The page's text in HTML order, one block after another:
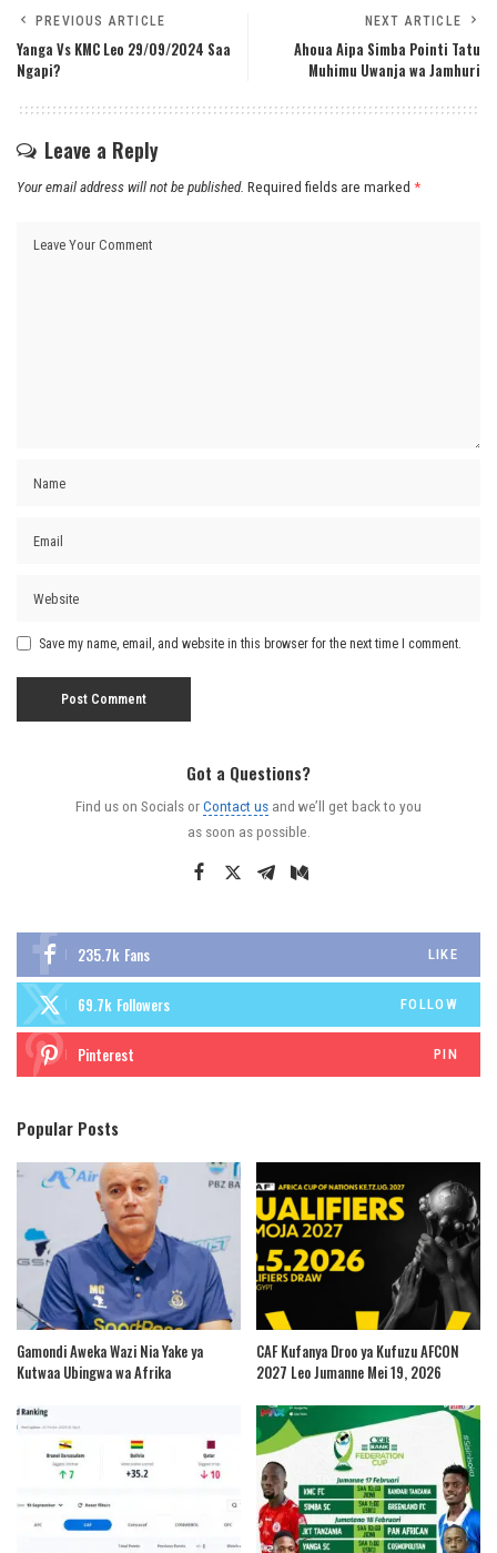
PREVIOUS ARTICLE
Yanga Vs KMC Leo 29/09/2024 Saa
Ngapi?
NEXT ARTICLE
Ahoua Aipa Simba Pointi Tatu
Muhimu Uwanja wa Jamhuri
Leave a Reply
Your email address will not be published. Required fields are marked *
Save my name, email, and website in this browser for the next time I comment.
Got a Questions?
Find us on Socials orContact us and we’ll get back to you
as soon as possible.
235.7k Fans LIKE
69.7k Followers FOLLOW
Pinterest PIN
Popular Posts
Gamondi Aweka Wazi Nia Yake ya
Kutwaa Ubingwa wa Afrika
CAF Kufanya Droo ya Kufuzu AFCON
2027 Leo Jumanne Mei 19, 2026